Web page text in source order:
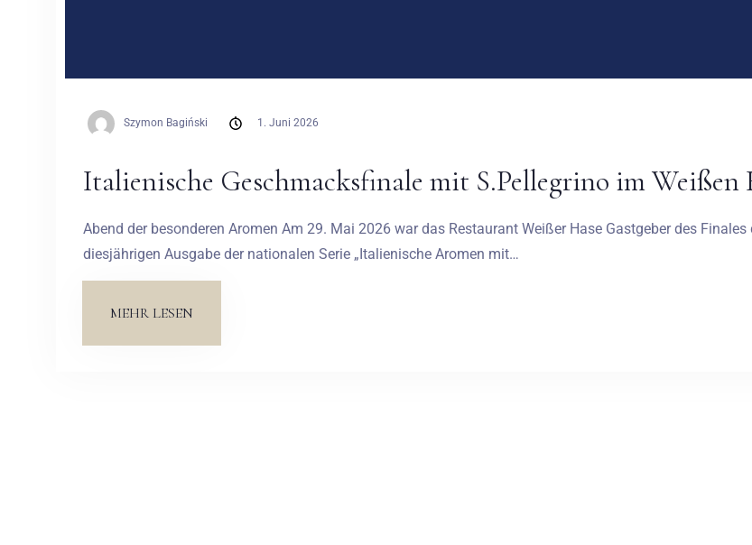
Szymon Bagiński 1. Juni 2026
Italienische Geschmacksfinale mit S.Pellegrino im Weißen
Abend der besonderen Aromen Am 29. Mai 2026 war das Restaurant Weißer Hase Gastgeber des Finales
diesjährigen Ausgabe der nationalen Serie „Italienische Aromen mit…
MEHR LESEN